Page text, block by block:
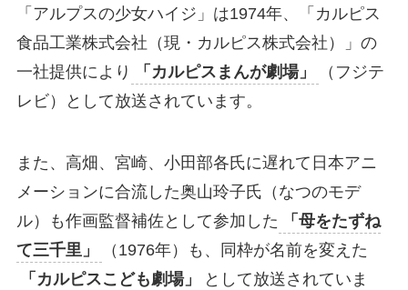
「アルプスの少女ハイジ」は1974年、「カルピス
食品工業株式会社（現・カルピス株式会社）」の
一社提供により
「カルピスまんが劇場」
（フジテ
レビ）として放送されています。
また、高畑、宮崎、小田部各氏に遅れて日本アニ
メーションに合流した奥山玲子氏（なつのモデ
ル）も作画監督補佐として参加した
「母をたずね
て三千里」
（1976年）も、同枠が名前を変えた
「カルピスこども劇場」
として放送されていま